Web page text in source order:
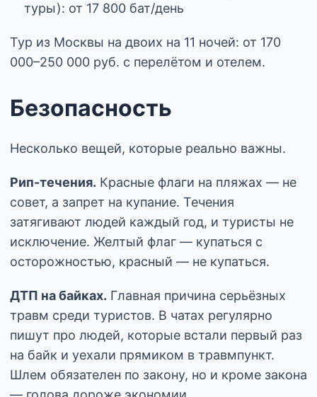
туры): от 17 800 бат/день
Тур из Москвы на двоих на 11 ночей: от 170
000–250 000 руб. с перелётом и отелем.
Безопасность
Несколько вещей, которые реально важны.
Рип-течения. Красные флаги на пляжах — не
совет, а запрет на купание. Течения
затягивают людей каждый год, и туристы не
исключение. Желтый флаг — купаться с
осторожностью, красный — не купаться.
ДТП на байках. Главная причина серьёзных
травм среди туристов. В чатах регулярно
пишут про людей, которые встали первый раз
на байк и уехали прямиком в травмпункт.
Шлем обязателен по закону, но и кроме закона